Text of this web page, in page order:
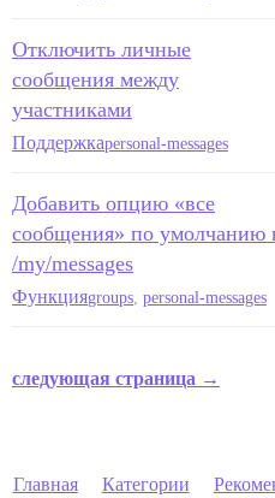
Отключить личные
сообщения между
участниками
Поддержкаpersonal-messages
Добавить опцию «все
сообщения» по умолчанию
/my/messages
Функцияgroups personal-messages
следующая страница →
Главная Категории